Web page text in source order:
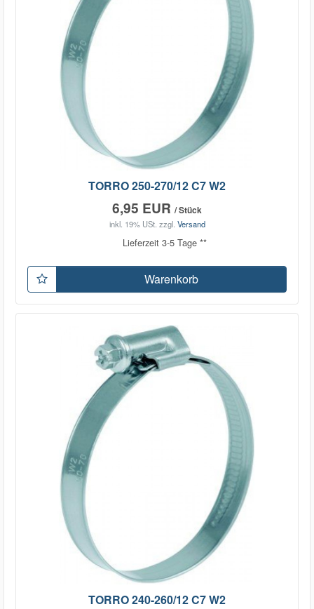
TORRO 250-270/12 C7 W2
6,95 EUR / Stück
inkl. 19% USt. zzgl. Versand
Lieferzeit 3-5 Tage **
Warenkorb
TORRO 240-260/12 C7 W2